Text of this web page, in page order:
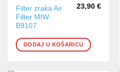
Filter zraka Air
Filter MIW
B9107
23,90 €
DODAJ U KOŠARICU